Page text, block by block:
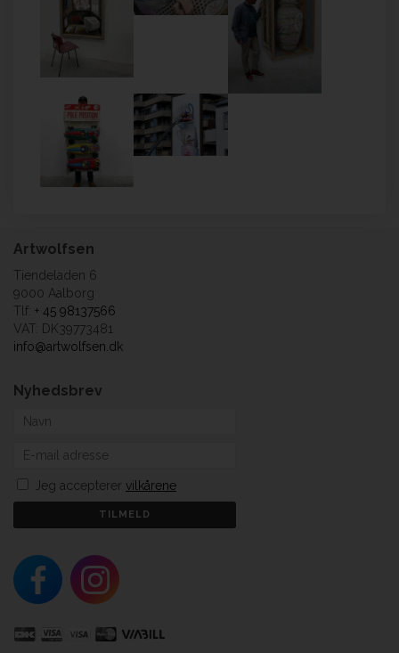
Artwolfsen
Tiendeladen 6
9000 Aalborg
Tlf: + 45 98137566
VAT: DK39773481
info@artwolfsen.dk
Nyhedsbrev
Jeg accepterer vilkårene